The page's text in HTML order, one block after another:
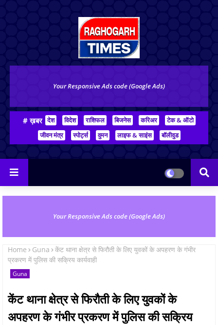
Your Responsive Ads code (Google Ads)
# ख़बर देश विदेश राशिफल बिजनेस करिअर
टेक & ऑटो
जीवन मंत्र
स्पोर्ट्स वुमन लाइफ & साइंस बॉलीवुड
Your Responsive Ads code (Google Ads)
Home Guna
केंट थाना क्षेत्र से फिरौती के लिए युवकों के अपहरण के गंभीर
प्रकरण में पुलिस की सक्रिय कार्यवाही
Guna
केंट थाना क्षेत्र से फिरौती के लिए युवकों के
अपहरण के गंभीर प्रकरण में पुलिस की सक्रिय